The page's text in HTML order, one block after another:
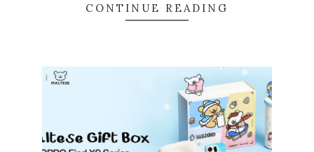
CONTINUE READING